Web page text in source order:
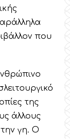
που
ανθρώπινο
της
άλλους
γη. Ο